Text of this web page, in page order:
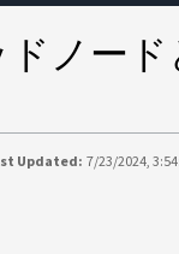
ノー
Updated: 7/23/2024,